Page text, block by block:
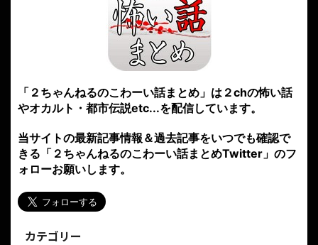
「２ちゃんねるのこわーい話まとめ」は２chの怖い話
やオカルト・都市伝説etc...を配信しています。
当サイトの最新記事情報＆過去記事をいつでも確認で
きる「２ちゃんねるのこわーい話まとめTwitter」のフ
ォローお願いします。
カテゴリー